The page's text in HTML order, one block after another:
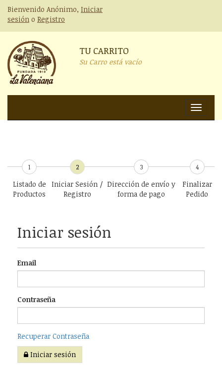
Bienvenido Anónimo, Iniciar
sesión o Registro
TU CARRITO
Su Carro está vacío
Nav
1
Listado de
Productos
2
Iniciar Sesión /
Registro
3
Dirección de envío y
forma de pago
4
Finalizar
Pedido
Iniciar sesión
Email
Contraseña
Recuperar Contraseña
Iniciar sesión